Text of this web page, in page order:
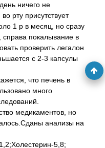
ничего не
рту присутствует
1 р в месяц, но сразу
покалывание в
проверить легалон
с 2-3 капсулы
что печень в
много
медикаментов, но
анализы на
5,8;